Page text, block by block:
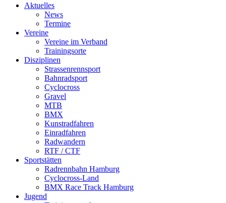
Aktuelles
News
Termine
Vereine
Vereine im Verband
Trainingsorte
Disziplinen
Strassen­rennsport
Bahnrad­sport
Cyclocross
Gravel
MTB
BMX
Kunstradfahren
Einradfahren
Radwandern
RTF / CTF
Sportstätten
Radrennbahn Hamburg
Cyclocross-Land
BMX Race Track Hamburg
Jugend